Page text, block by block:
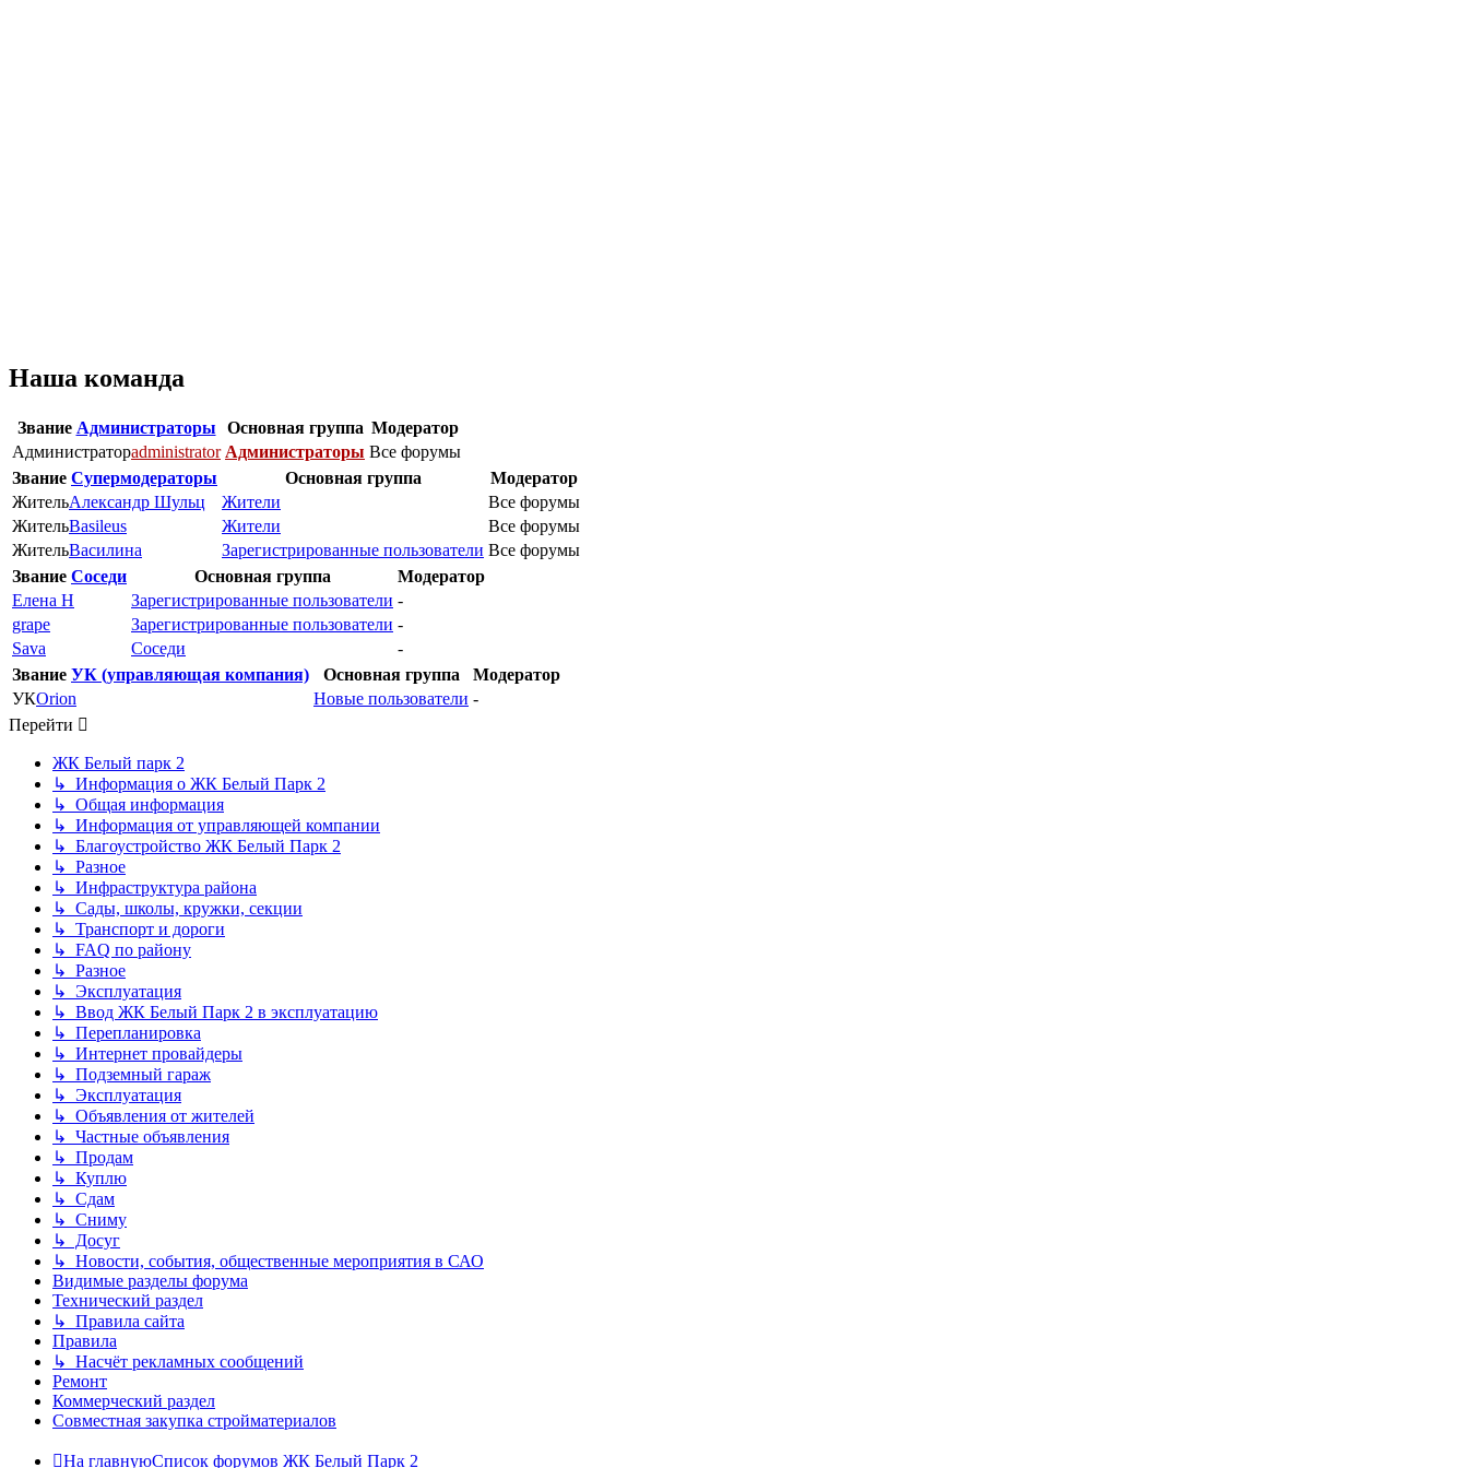
Наша команда
Звание Администраторы Основная группа Модератор
Администраторadministrator Администраторы Все форумы
Звание Супермодераторы Основная группа
Модератор
ЖительАлександр Шульц Жители
Все форумы
ЖительBasileus Жители
Все форумы
ЖительВасилина Зарегистрированные пользователи Все форумы
Звание Соседи Основная группа
Модератор
Елена Н
Зарегистрированные пользователи -
grape
Зарегистрированные пользователи -
Sava
Соседи
-
Звание УК (управляющая компания) Основная группа
Модератор
УКOrion Новые пользователи -
Перейти
ЖК Белый парк 2
↳ Информация о ЖК Белый Парк 2
↳ Общая информация
↳ Информация от управляющей компании
↳ Благоустройство ЖК Белый Парк 2
↳ Разное
↳ Инфраструктура района
↳ Сады, школы, кружки, секции
↳ Транспорт и дороги
↳ FAQ по району
↳ Разное
↳ Эксплуатация
↳ Ввод ЖК Белый Парк 2 в эксплуатацию
↳ Перепланировка
↳ Интернет провайдеры
↳ Подземный гараж
↳ Эксплуатация
↳ Объявления от жителей
↳ Частные объявления
↳ Продам
↳ Куплю
↳ Сдам
↳ Сниму
↳ Досуг
↳ Новости, события, общественные мероприятия в САО
Видимые разделы форума
Технический раздел
↳ Правила сайта
Правила
↳ Насчёт рекламных сообщений
Ремонт
Коммерческий раздел
Совместная закупка стройматериалов
На главнуюСписок форумов ЖК Белый Парк 2